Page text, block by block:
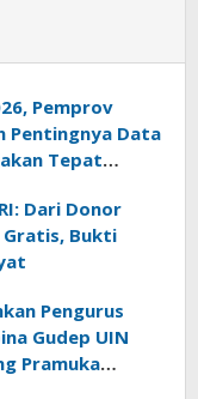
Pemprov
Pentingnya Data
Tepat
Dari Donor
Gratis, Bukti
Pengurus
Gudep UIN
Pramuka